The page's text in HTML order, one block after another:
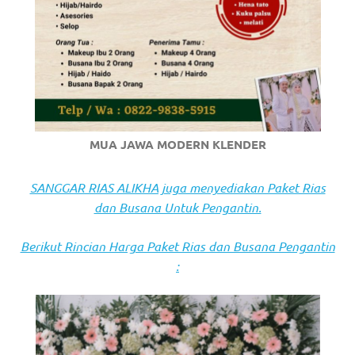
https://www.stockswatches.com
anchor
https://
check
here
https://www.domainwatches.com
visit
MUA JAWA MODERN KLENDER
SANGGAR RIAS ALIKHA juga menyediakan Paket Rias
dan Busana Untuk Pengantin.
Berikut Rincian Harga Paket Rias dan Busana Pengantin
: